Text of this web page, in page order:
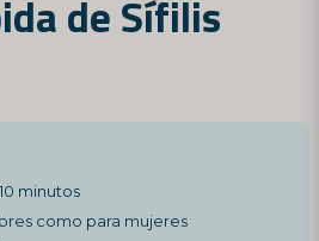
de Sífilis
minutos
como para mujeres